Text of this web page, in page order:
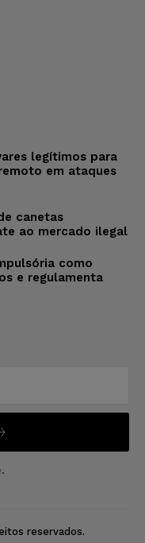
legítimos para
em ataques
canetas
ao mercado ilegal
como
e regulamenta
.
reservados.